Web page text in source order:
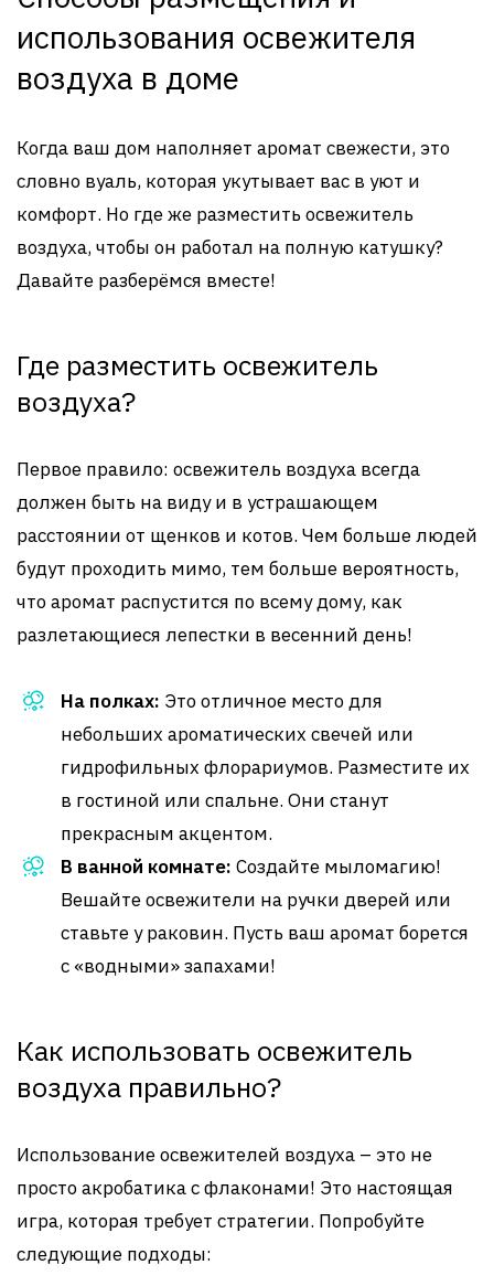
использования освежителя
воздуха в доме
Когда ваш дом наполняет аромат свежести, это
словно вуаль, которая укутывает вас в уют и
комфорт. Но где же разместить освежитель
воздуха, чтобы он работал на полную катушку?
Давайте разберёмся вместе!
Где разместить освежитель
воздуха?
Первое правило: освежитель воздуха всегда
должен быть на виду и в устрашающем
расстоянии от щенков и котов. Чем больше людей
будут проходить мимо, тем больше вероятность,
что аромат распустится по всему дому, как
разлетающиеся лепестки в весенний день!
На полках: Это отличное место для
небольших ароматических свечей или
гидрофильных флорариумов. Разместите их
в гостиной или спальне. Они станут
прекрасным акцентом.
В ванной комнате: Создайте мыломагию!
Вешайте освежители на ручки дверей или
ставьте у раковин. Пусть ваш аромат борется
с «водными» запахами!
Как использовать освежитель
воздуха правильно?
Использование освежителей воздуха – это не
просто акробатика с флаконами! Это настоящая
игра, которая требует стратегии. Попробуйте
следующие подходы: